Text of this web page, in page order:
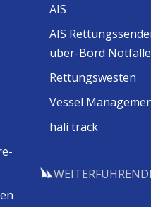
AIS
AIS
über-Bord Notfälle
Rettungswesten
Vessel
hali track